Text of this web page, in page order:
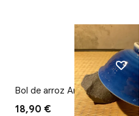
Bol de arroz Arita-yaki
18,90 €